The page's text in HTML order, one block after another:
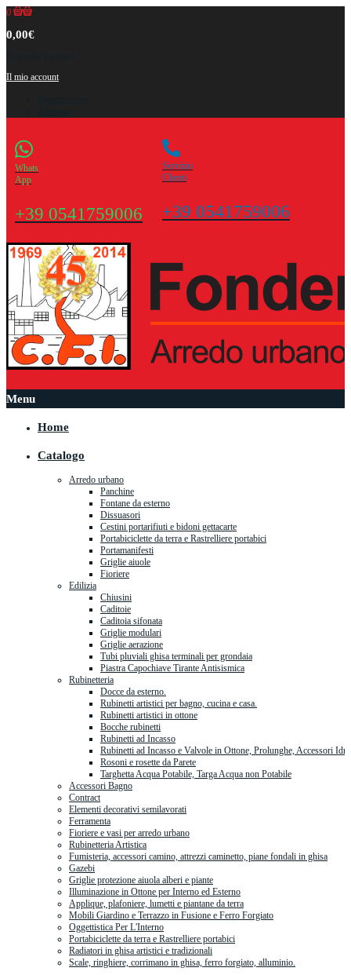
0
0,00€
Il mio account
Servizio
Clienti
+39 0541759006
Whats
App
+39 0541759006
Menu
Home
Catalogo
Arredo urbano
Panchine
Fontane da esterno
Dissuasori
Cestini portarifiuti e bidoni gettacarte
Portabiciclette da terra e Rastrelliere portabici
Portamanifesti
Griglie aiuole
Fioriere
Edilizia
Chiusini
Caditoie
Caditoia sifonata
Griglie modulari
Griglie aerazione
Tubi pluviali ghisa terminali per grondaia
Piastra Capochiave Tirante Antisismica
Rubinetteria
Docce da esterno.
Rubinetti artistici per bagno, cucina e casa.
Rubinetti artistici in ottone
Bocche rubinetti
Rubinetti ad Incasso
Rubinetti ad Incasso e Valvole in Ottone, Prolunghe, Accessori
Rosoni e rosette da Parete
Targhetta Acqua Potabile, Targa Acqua non Potabile
Accessori Bagno
Contract
Elementi decorativi semilavorati
Ferramenta
Fioriere e vasi per arredo urbano
Rubinetteria Artistica
Fumisteria, accessori camino, attrezzi caminetto, piane fondali in ghisa
Gazebi
Griglie protezione aiuola alberi e piante
Illuminazione in Ottone per Interno ed Esterno
Applique, plafoniere, lumetti e piantane da terra
Mobili Giardino e Terrazzo in Fusione e Ferro Forgiato
Oggettistica Per L'Interno
Portabiciclette da terra e Rastrelliere portabici
Radiatori in ghisa artistici e tradizionali
Scale, ringhiere, corrimano in ghisa, ferro forgiato, alluminio.